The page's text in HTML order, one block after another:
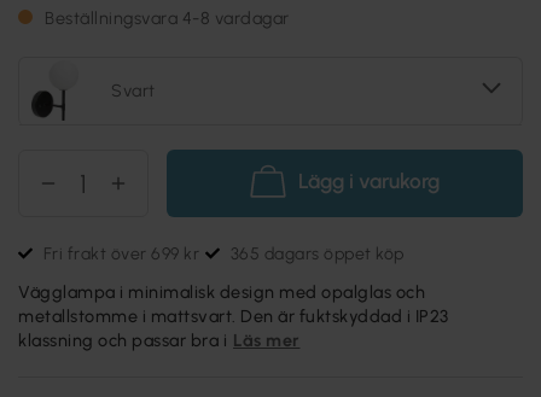
Beställningsvara 4-8 vardagar
Svart
Lägg i varukorg
Fri frakt över 699 kr 365 dagars öppet köp
Vägglampa i minimalisk design med opalglas och
metallstomme i mattsvart. Den är fuktskyddad i IP23
klassning och passar bra i Läs mer